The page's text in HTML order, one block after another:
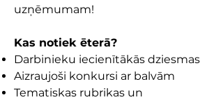
uzņēmumam!
Kas notiek ēterā?
Darbinieku iecienītākās dziesmas
Aizraujoši konkursi ar balvām
Tematiskas rubrikas un